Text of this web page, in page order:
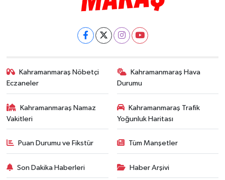
Kahramanmaraş Nöbetçi
Eczaneler
Kahramanmaraş Hava
Durumu
Kahramanmaraş Namaz
Vakitleri
Kahramanmaraş Trafik
Yoğunluk Haritası
Puan Durumu ve Fikstür Tüm Manşetler
Son Dakika Haberleri Haber Arşivi